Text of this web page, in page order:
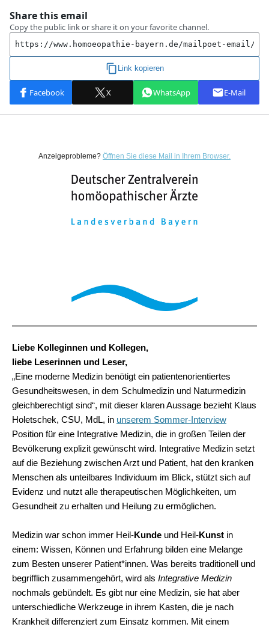
Anzeigeprobleme? Öffnen Sie diese Mail in Ihrem Browser.
Liebe Kolleginnen und Kollegen,
liebe Leserinnen und Leser,
„Eine moderne Medizin benötigt ein patientenorientiertes
Gesundheitswesen, in dem Schulmedizin und Naturmedizin
gleichberechtigt sind“, mit dieser klaren Aussage bezieht Klaus
Holetschek, CSU, MdL, in unserem Sommer-Interview
Position für eine Integrative Medizin, die in großen Teilen der
Bevölkerung explizit gewünscht wird. Integrative Medizin setzt
auf die Beziehung zwischen Arzt und Patient, hat den kranken
Menschen als unteilbares Individuum im Blick, stützt sich auf
Evidenz und nutzt alle therapeutischen Möglichkeiten, um
Gesundheit zu erhalten und Heilung zu ermöglichen.
Medizin war schon immer Heil-Kunde und Heil-Kunst in
einem: Wissen, Können und Erfahrung bilden eine Melange
zum Besten unserer Patient*innen. Was bereits traditionell und
begrifflich zusammengehört, wird als Integrative Medizin
nochmals gebündelt. Es gibt nur eine Medizin, sie hat aber
unterschiedliche Werkzeuge in ihrem Kasten, die je nach
Krankheit differenziert zum Einsatz kommen. Mit einem